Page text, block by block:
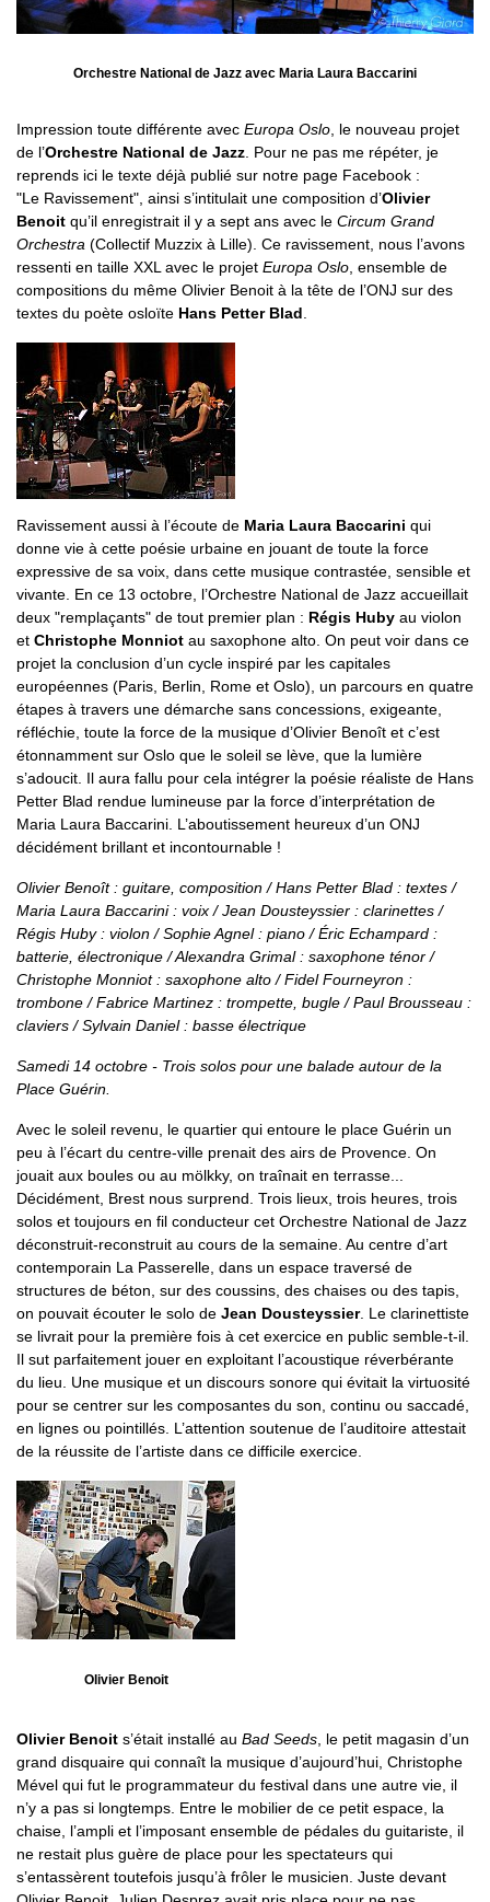
Orchestre National de Jazz avec Maria Laura Baccarini
Impression toute différente avec Europa Oslo, le nouveau projet
de l’Orchestre National de Jazz. Pour ne pas me répéter, je
reprends ici le texte déjà publié sur notre page Facebook :
"Le Ravissement", ainsi s’intitulait une composition d’Olivier
Benoit qu’il enregistrait il y a sept ans avec le Circum Grand
Orchestra (Collectif Muzzix à Lille). Ce ravissement, nous l’avons
ressenti en taille XXL avec le projet Europa Oslo, ensemble de
compositions du même Olivier Benoit à la tête de l’ONJ sur des
textes du poète osloïte Hans Petter Blad.
Ravissement aussi à l’écoute de Maria Laura Baccarini qui
donne vie à cette poésie urbaine en jouant de toute la force
expressive de sa voix, dans cette musique contrastée, sensible et
vivante. En ce 13 octobre, l’Orchestre National de Jazz accueillait
deux "remplaçants" de tout premier plan : Régis Huby au violon
et Christophe Monniot au saxophone alto. On peut voir dans ce
projet la conclusion d’un cycle inspiré par les capitales
européennes (Paris, Berlin, Rome et Oslo), un parcours en quatre
étapes à travers une démarche sans concessions, exigeante,
réfléchie, toute la force de la musique d’Olivier Benoît et c’est
étonnamment sur Oslo que le soleil se lève, que la lumière
s’adoucit. Il aura fallu pour cela intégrer la poésie réaliste de Hans
Petter Blad rendue lumineuse par la force d’interprétation de
Maria Laura Baccarini. L’aboutissement heureux d’un ONJ
décidément brillant et incontournable !
Olivier Benoît : guitare, composition / Hans Petter Blad : textes /
Maria Laura Baccarini : voix / Jean Dousteyssier : clarinettes /
Régis Huby : violon / Sophie Agnel : piano / Éric Echampard :
batterie, électronique / Alexandra Grimal : saxophone ténor /
Christophe Monniot : saxophone alto / Fidel Fourneyron :
trombone / Fabrice Martinez : trompette, bugle / Paul Brousseau :
claviers / Sylvain Daniel : basse électrique
Samedi 14 octobre - Trois solos pour une balade autour de la
Place Guérin.
Avec le soleil revenu, le quartier qui entoure le place Guérin un
peu à l’écart du centre-ville prenait des airs de Provence. On
jouait aux boules ou au mölkky, on traînait en terrasse...
Décidément, Brest nous surprend. Trois lieux, trois heures, trois
solos et toujours en fil conducteur cet Orchestre National de Jazz
déconstruit-reconstruit au cours de la semaine. Au centre d’art
contemporain La Passerelle, dans un espace traversé de
structures de béton, sur des coussins, des chaises ou des tapis,
on pouvait écouter le solo de Jean Dousteyssier. Le clarinettiste
se livrait pour la première fois à cet exercice en public semble-t-il.
Il sut parfaitement jouer en exploitant l’acoustique réverbérante
du lieu. Une musique et un discours sonore qui évitait la virtuosité
pour se centrer sur les composantes du son, continu ou saccadé,
en lignes ou pointillés. L’attention soutenue de l’auditoire attestait
de la réussite de l’artiste dans ce difficile exercice.
Olivier Benoit
Olivier Benoit s’était installé au Bad Seeds , le petit magasin d’un
grand disquaire qui connaît la musique d’aujourd’hui, Christophe
Mével qui fut le programmateur du festival dans une autre vie, il
n’y a pas si longtemps. Entre le mobilier de ce petit espace, la
chaise, l’ampli et l’imposant ensemble de pédales du guitariste, il
ne restait plus guère de place pour les spectateurs qui
s’entassèrent toutefois jusqu’à frôler le musicien. Juste devant